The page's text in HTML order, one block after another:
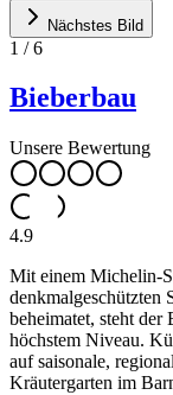
Nächstes Bild
1 /6
Bieberbau
Unsere Bewertung
4.9
Mit einem Michelin-
denkmalgeschützten
beheimatet, steht der
höchstem Niveau.
auf saisonale,
Kräutergarten im